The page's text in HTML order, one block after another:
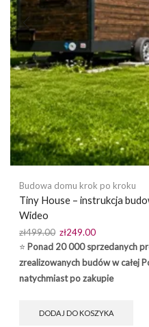
Budowa domu krok po kroku
Tiny House – instrukcja
Wideo
zł499.00 Pierwotna
cena
wynosiła:
zł499.00.
zł249.00Aktualna
cena
wynosi:
⭐ Ponad 20 000 sprzedanych
zrealizowanych budów w całej
natychmiast po zakupie
DODAJ DO KOSZYKA